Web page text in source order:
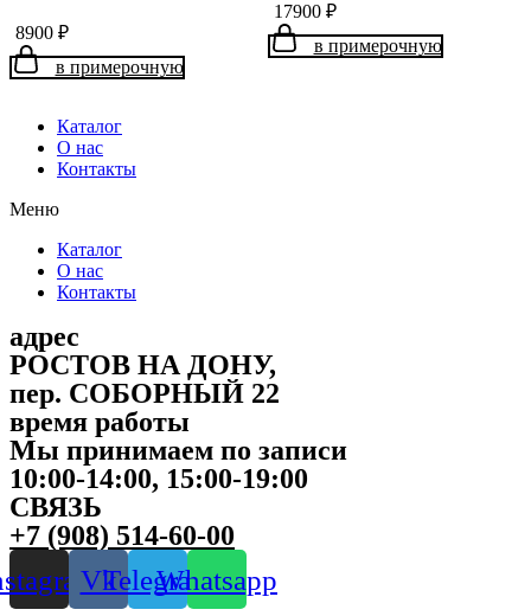
8900 ₽
в примерочную
17900 ₽
в примерочную
Каталог
О нас
Контакты
Меню
Каталог
О нас
Контакты
адрес
РОСТОВ НА ДОНУ,
пер. СОБОРНЫЙ 22
время работы
Мы принимаем по записи
10:00-14:00, 15:00-19:00
СВЯЗЬ
+7 (908) 514-60-00
VkTelegramWhatsapp